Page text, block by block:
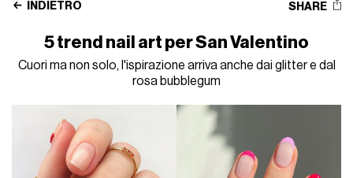
INDIETRO SHARE
5 trend nail art per San Valentino
Cuori ma non solo, l'ispirazione arriva anche dai glitter e dal
rosa bubblegum